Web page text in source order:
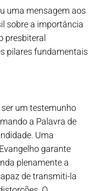
uma mensagem aos
sobre a importância
presbiteral
pilares fundamentais
ser um testemunho
a Palavra de
Uma
garante
plenamente a
de transmiti-la